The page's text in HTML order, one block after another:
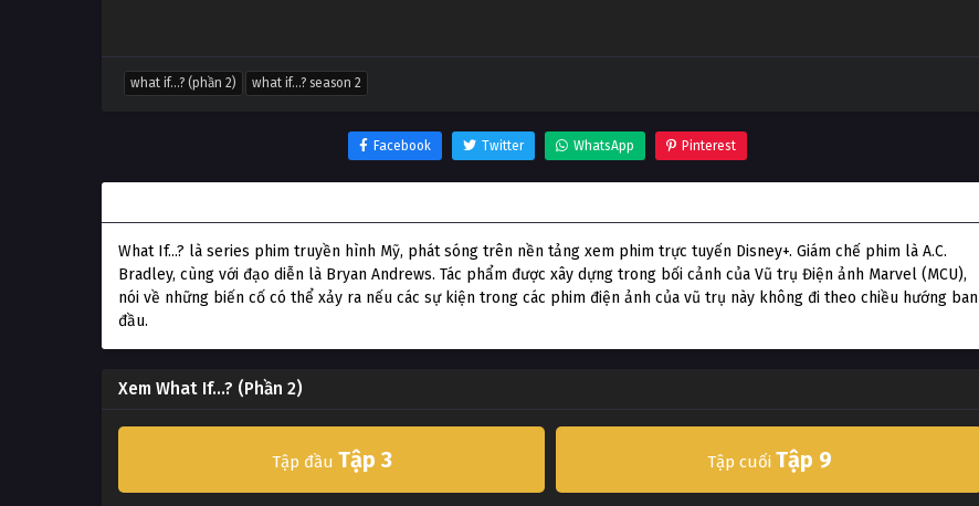
what if...? (phần 2) what if...? season 2
Facebook Twitter WhatsApp Pinterest
What If...? là series phim truyền hình Mỹ, phát sóng trên nền tảng xem phim trực tuyến Disney+. Giám chế phim là A.C.
Bradley, cùng với đạo diễn là Bryan Andrews. Tác phẩm được xây dựng trong bối cảnh của Vũ trụ Điện ảnh Marvel (MCU),
nói về những biến cố có thể xảy ra nếu các sự kiện trong các phim điện ảnh của vũ trụ này không đi theo chiều hướng ban
đầu.
Xem What If...? (Phần 2)
Tập đầu Tập 3 Tập cuối Tập 9